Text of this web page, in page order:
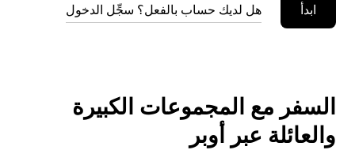
ابدأ هل لديك حساب بالفعل؟ سجِّل الدخول
السفر مع المجموعات الكبيرة
والعائلة عبر أوبر